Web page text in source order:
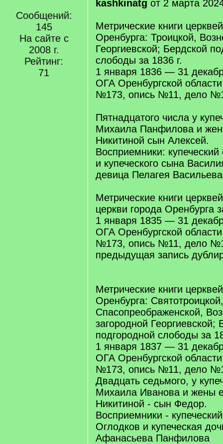
Сообщений:
145
На сайте с
2008 г.
Рейтинг:
71
kashkinatg от 2 марта
Метрические книги
Оренбурга: Троицкой,
Георгиевской; Бердской
слободы за 1836 г.
1 января 1836 — 31
ОГА Оренбургской
№173, опись №11, дело
Пятнадцатого числа у
Михаила Панфилова и
Никитиной сын Алексей.
Восприемники:
и купеческого сына
девица Пелагея Васильева
Метрические книги
церкви города Оренбурга
1 января 1835 — 31
ОГА Оренбургской
№173, опись №11, дело
предыдущая запись
Метрические книги
Оренбурга: Святотроицкой,
Спасопреображенской,
загородной Георгиевской;
подгородной слободы за
1 января 1837 — 31
ОГА Оренбургской
№173, опись №11, дело
Двадцать седьмого, у
Михаила Иванова и жены
Никитиной - сын Федор.
Восприемники -
Оглодков и купеческая
Афанасьева Панфилова